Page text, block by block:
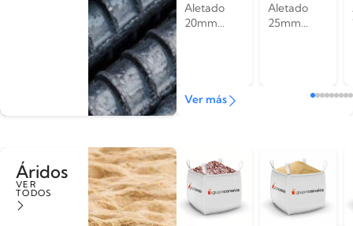
Aletado
20mm...
Aletado
25mm...
Ver más
Áridos
VER
TODOS